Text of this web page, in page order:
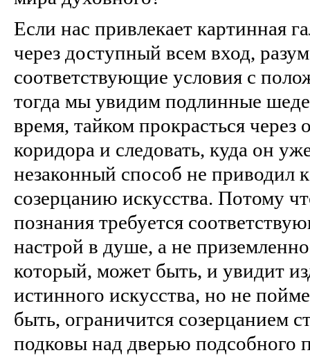
Если нас привлекает картинная
через доступный всем вход,
соответствующие условия с
тогда мы увидим подлинные
время, тайком прокрасться через
коридора и следовать, куда он
незаконный способ не приводил
созерцанию искусства. Потому
познания требуется
настрой в душе, а не
который, может быть, и увидит
истинного искусства, но не
быть, ограничится созерцанием
подковы над дверью подсобного